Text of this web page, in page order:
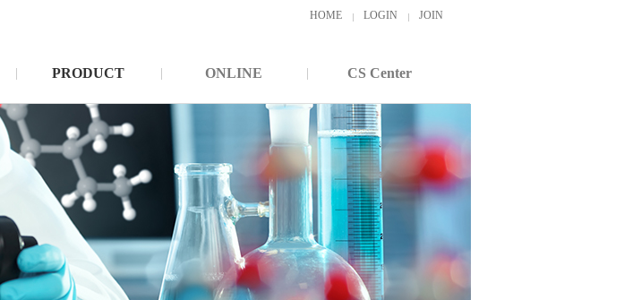
HOME LOGIN JOIN
PRODUCT ONLINE CS Center